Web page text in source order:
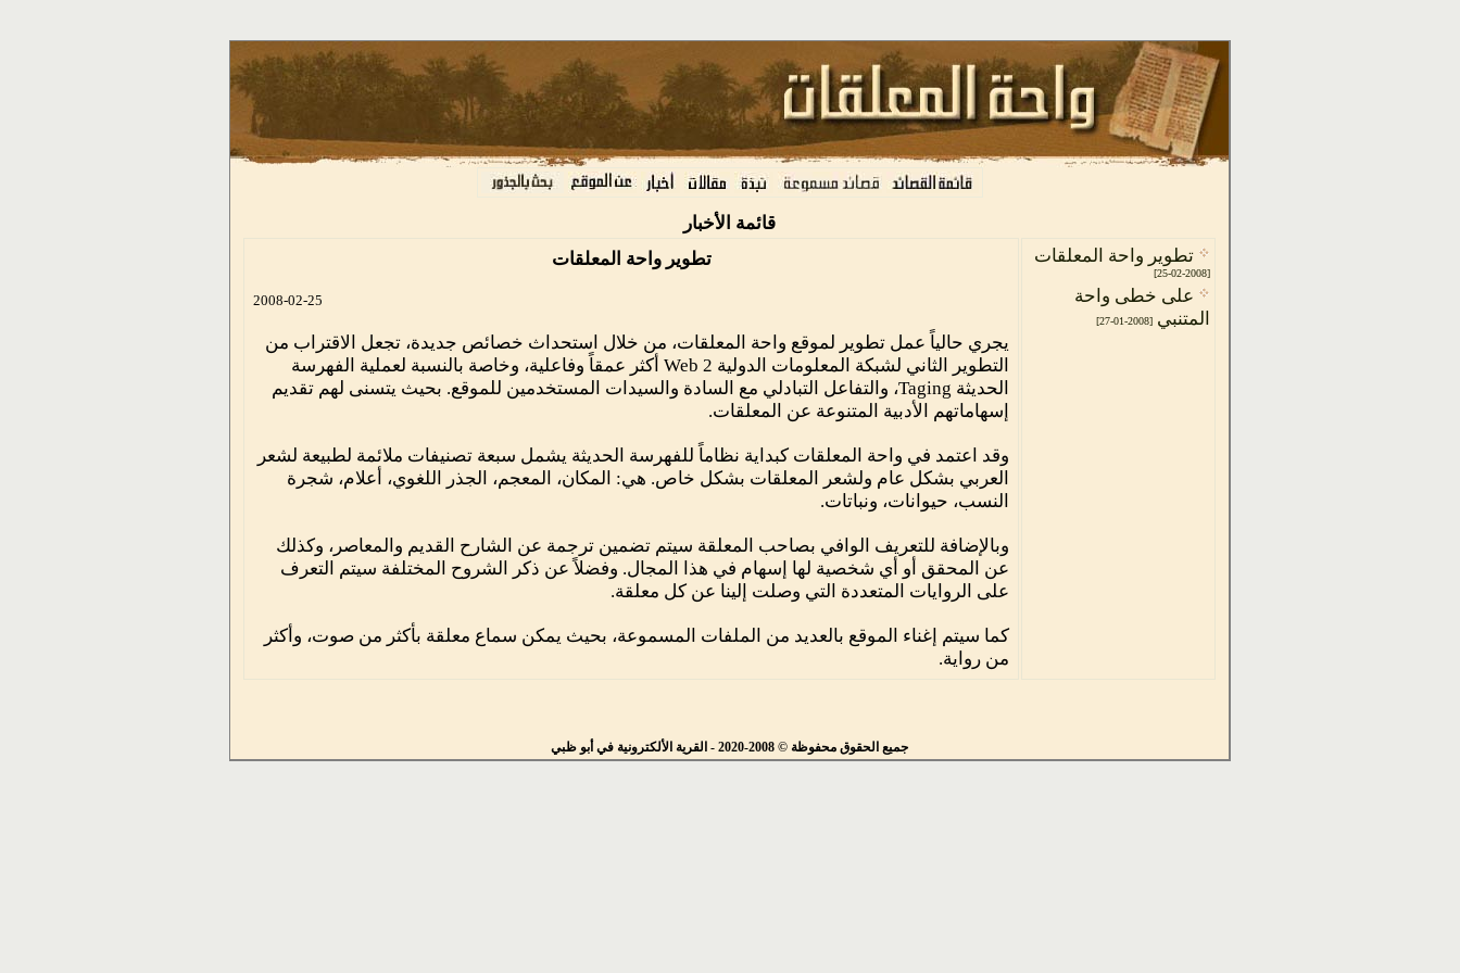
قائمة الأخبار
تطوير واحة المعلقات
[2008-02-25]
على خطى واحة
المتنبي [2008-01-27]
تطوير واحة المعلقات
2008-02-25
يجري حالياً عمل تطوير لموقع واحة المعلقات، من خلال استحداث خصائص جديدة، تجعل الاقتراب من
التطوير الثاني لشبكة المعلومات الدولية Web 2 أكثر عمقاً وفاعلية، وخاصة بالنسبة لعملية الفهرسة
الحديثة Taging، والتفاعل التبادلي مع السادة والسيدات المستخدمين للموقع. بحيث يتسنى لهم تقديم
إسهاماتهم الأدبية المتنوعة عن المعلقات.
وقد اعتمد في واحة المعلقات كبداية نظاماً للفهرسة الحديثة يشمل سبعة تصنيفات ملائمة لطبيعة لشعر
العربي بشكل عام ولشعر المعلقات بشكل خاص. هي: المكان، المعجم، الجذر اللغوي، أعلام، شجرة
النسب، حيوانات، ونباتات.
وبالإضافة للتعريف الوافي بصاحب المعلقة سيتم تضمين ترجمة عن الشارح القديم والمعاصر، وكذلك
عن المحقق أو أي شخصية لها إسهام في هذا المجال. وفضلاً عن ذكر الشروح المختلفة سيتم التعرف
على الروايات المتعددة التي وصلت إلينا عن كل معلقة.
كما سيتم إغناء الموقع بالعديد من الملفات المسموعة، بحيث يمكن سماع معلقة بأكثر من صوت، وأكثر
من رواية.
جميع الحقوق محفوظة © 2008-2020 - القرية الألكترونية في أبو ظبي